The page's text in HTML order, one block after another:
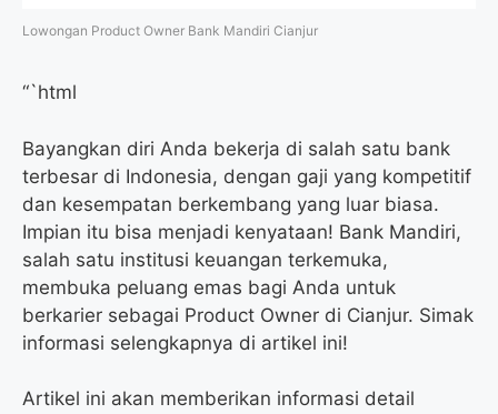
Lowongan Product Owner Bank Mandiri Cianjur
“`html
Bayangkan diri Anda bekerja di salah satu bank
terbesar di Indonesia, dengan gaji yang kompetitif
dan kesempatan berkembang yang luar biasa.
Impian itu bisa menjadi kenyataan! Bank Mandiri,
salah satu institusi keuangan terkemuka,
membuka peluang emas bagi Anda untuk
berkarier sebagai Product Owner di Cianjur. Simak
informasi selengkapnya di artikel ini!
Artikel ini akan memberikan informasi detail